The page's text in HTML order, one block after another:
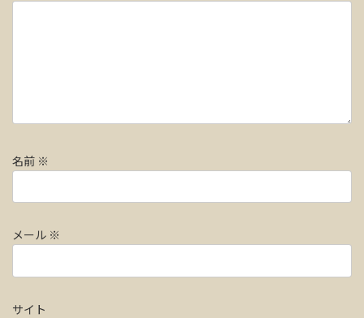
名前 ※
メール ※
サイト